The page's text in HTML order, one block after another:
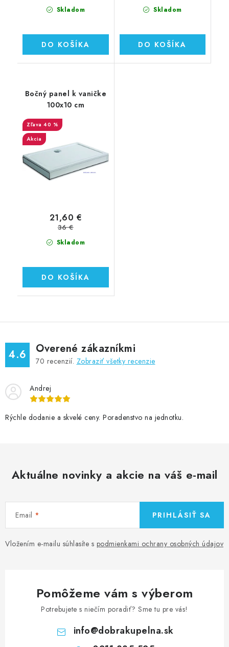
Skladom
DO KOŠÍKA
Skladom
DO KOŠÍKA
Bočný panel k vaničke
100x10 cm
40 %
Akcia
Skladom
21,60 €
36 €
DO KOŠÍKA
4.6 Overené zákazníkmi
70 recenzií. Zobraziť všetky recenzie
Andrej
Rýchle dodanie a skvelé ceny. Poradenstvo na jednotku.
Aktuálne novinky a akcie na váš e-mail
Email
Vložením e-mailu súhlasíte s podmienkami ochrany osobných údajov
PRIHLÁSIŤ SA
Pomôžeme vám s výberom
Potrebujete s niečím poradiť? Sme tu pre vás!
info@dobrakupelna.sk